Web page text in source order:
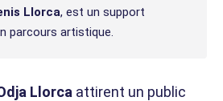
Llorca, est un support
parcours artistique.
Llorca attirent un public